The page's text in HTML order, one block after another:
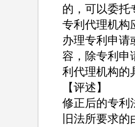
的，可以委托
专利代理机构
办理专利申请
容，除专利申
利代理机构的
【评述】
修正后的专利
旧法所要求